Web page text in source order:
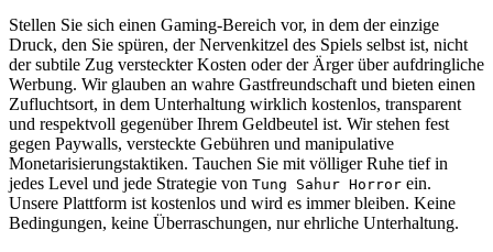
Stellen Sie sich einen Gaming-Bereich vor, in dem der einzige
Druck, den Sie spüren, der Nervenkitzel des Spiels selbst ist, nicht
der subtile Zug versteckter Kosten oder der Ärger über aufdringliche
Werbung. Wir glauben an wahre Gastfreundschaft und bieten einen
Zufluchtsort, in dem Unterhaltung wirklich kostenlos, transparent
und respektvoll gegenüber Ihrem Geldbeutel ist. Wir stehen fest
gegen Paywalls, versteckte Gebühren und manipulative
Monetarisierungstaktiken. Tauchen Sie mit völliger Ruhe tief in
jedes Level und jede Strategie von Tung Sahur Horror ein.
Unsere Plattform ist kostenlos und wird es immer bleiben. Keine
Bedingungen, keine Überraschungen, nur ehrliche Unterhaltung.